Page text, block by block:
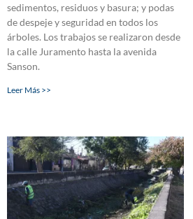
sedimentos, residuos y basura; y podas
de despeje y seguridad en todos los
árboles. Los trabajos se realizaron desde
la calle Juramento hasta la avenida
Sanson.
Leer Más >>